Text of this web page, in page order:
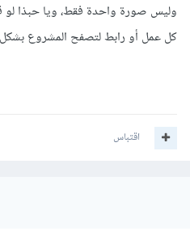
وليس صورة واحدة فقط، ويا حبذا
كل عمل أو رابط لتصفح المشروع
اقتباس